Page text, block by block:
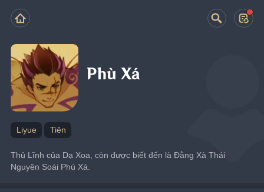
Phù Xá
Liyue Tiên
Thủ Lĩnh của Dạ Xoa, còn được biết đến là Đằng Xà Thái
Nguyên Soái Phù Xá.